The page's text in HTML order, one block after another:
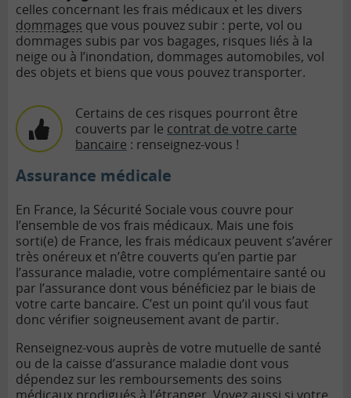
celles concernant les frais médicaux et les divers
dommages que vous pouvez subir : perte, vol ou
dommages subis par vos bagages, risques liés à la
neige ou à l’inondation, dommages automobiles, vol
des objets et biens que vous pouvez transporter.
Certains de ces risques pourront être
couverts par le contrat de votre carte
bancaire : renseignez-vous !
Assurance médicale
En France, la Sécurité Sociale vous couvre pour
l’ensemble de vos frais médicaux. Mais une fois
sorti(e) de France, les frais médicaux peuvent s’avérer
très onéreux et n’être couverts qu’en partie par
l’assurance maladie, votre complémentaire santé ou
par l’assurance dont vous bénéficiez par le biais de
votre carte bancaire. C’est un point qu’il vous faut
donc vérifier soigneusement avant de partir.
Renseignez-vous auprès de votre mutuelle de santé
ou de la caisse d’assurance maladie dont vous
dépendez sur les remboursements des soins